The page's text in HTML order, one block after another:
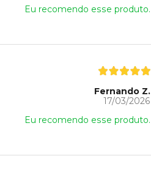
Eu recomendo esse produto.
Fernando Z.
17/03/2026
Eu recomendo esse produto.